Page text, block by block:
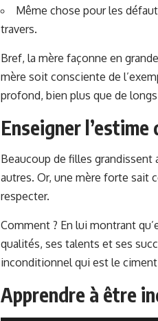
Même chose pour les
travers.
Bref, la mère façonne en
mère soit consciente de
profond, bien plus que de
Enseigner l’estime
Beaucoup de filles grandissent
autres. Or, une mère forte sait
respecter.
Comment ? En lui montrant
qualités, ses talents et ses
inconditionnel qui est le
Apprendre à être